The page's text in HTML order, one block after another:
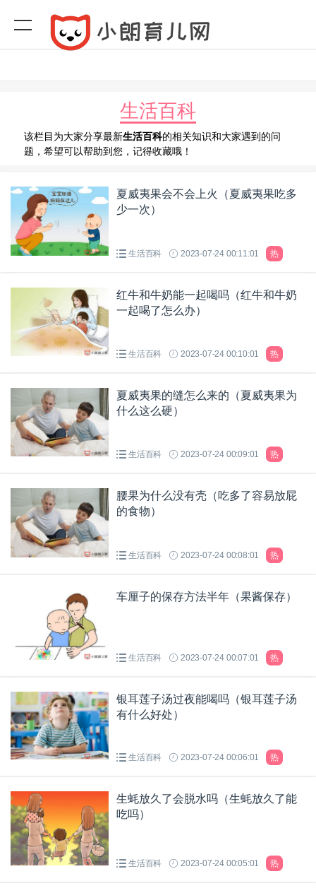
生活百科
该栏目为大家分享最新生活百科的相关知识和大家遇到的问
题，希望可以帮助到您，记得收藏哦！
夏威夷果会不会上火（夏威夷果吃多
少一次）
生活百科 2023-07-24 00:11:01 热
红牛和牛奶能一起喝吗（红牛和牛奶
一起喝了怎么办）
生活百科 2023-07-24 00:10:01 热
夏威夷果的缝怎么来的（夏威夷果为
什么这么硬）
生活百科 2023-07-24 00:09:01 热
腰果为什么没有壳（吃多了容易放屁
的食物）
生活百科 2023-07-24 00:08:01 热
车厘子的保存方法半年（果酱保存）
生活百科 2023-07-24 00:07:01 热
银耳莲子汤过夜能喝吗（银耳莲子汤
有什么好处）
生活百科 2023-07-24 00:06:01 热
生蚝放久了会脱水吗（生蚝放久了能
吃吗）
生活百科 2023-07-24 00:05:01 热